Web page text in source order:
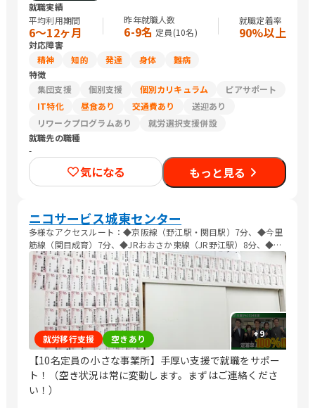
就職実績
平均利用期間
6〜12ヶ月
昨年就職人数
6-9名 定員(10名)
就職定着率
90%以上
対応障害
精神
知的 発達 身体
難病
特徴
集団支援
個別支援 個別カリキュラム
ピアサポート
IT特化
昼食あり 交通費あり
送迎あり
リワークプログラムあり
就労選択支援併設
就職先の職種
-
気になる もっと見る
ニコサービス城東センター
多様なアクセスルート：◆京阪線（野江駅・関目駅）7分、◆今里
筋線（関目成育）7分、◆JRおおさか東線（JR野江駅）8分、◆長
堀鶴見緑地線（蒲生四丁目駅）10分、◆谷町線（関目高殿駅）13
分。
+9
就労移行支援 空きあり
【10名定員の小さな事業所】手厚い支援で就職をサポー
ト！（空き状況は常に変動します。まずはご連絡くださ
い！）